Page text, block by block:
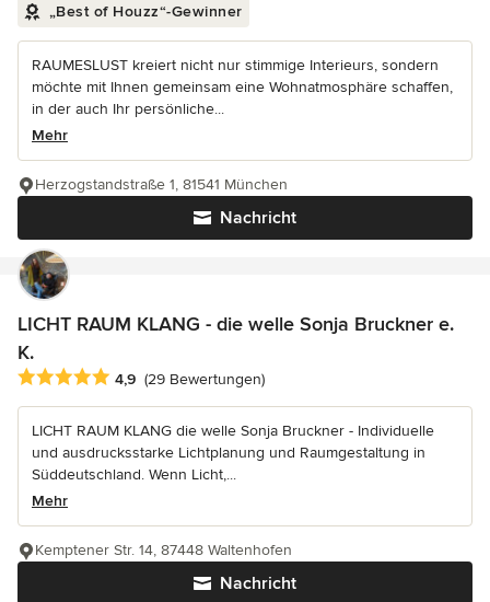
„Best of Houzz“-Gewinner
RAUMESLUST kreiert nicht nur stimmige Interieurs, sondern
möchte mit Ihnen gemeinsam eine Wohnatmosphäre schaffen,
in der auch Ihr persönliche...
Mehr
Nachricht
Herzogstandstraße 1, 81541 München
LICHT RAUM KLANG - die welle Sonja Bruckner e.
K.
Durchschnittliche Bewertung: 4.9 von 5 Sternen
4,9 (29 Bewertungen)
LICHT RAUM KLANG die welle Sonja Bruckner - Individuelle
und ausdrucksstarke Lichtplanung und Raumgestaltung in
Süddeutschland. Wenn Licht,...
Mehr
Nachricht
Kemptener Str. 14, 87448 Waltenhofen